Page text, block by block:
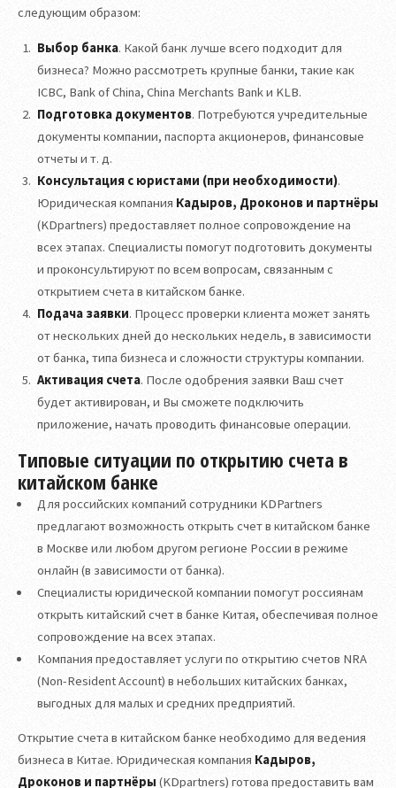
следующим образом:
Выбор банка. Какой банк лучше всего подходит для
бизнеса? Можно рассмотреть крупные банки, такие как
ICBC, Bank of China, China Merchants Bank и KLB.
Подготовка документов. Потребуются учредительные
документы компании, паспорта акционеров, финансовые
отчеты и т. д.
Консультация с юристами (при необходимости).
Юридическая компания Кадыров, Дроконов и партнёры
(KDpartners) предоставляет полное сопровождение на
всех этапах. Специалисты помогут подготовить документы
и проконсультируют по всем вопросам, связанным с
открытием счета в китайском банке.
Подача заявки. Процесс проверки клиента может занять
от нескольких дней до нескольких недель, в зависимости
от банка, типа бизнеса и сложности структуры компании.
Активация счета. После одобрения заявки Ваш счет
будет активирован, и Вы сможете подключить
приложение, начать проводить финансовые операции.
Типовые ситуации по открытию счета в
китайском банке
Для российских компаний сотрудники KDPartners
предлагают возможность открыть счет в китайском банке
в Москве или любом другом регионе России в режиме
онлайн (в зависимости от банка).
Специалисты юридической компании помогут россиянам
открыть китайский счет в банке Китая, обеспечивая полное
сопровождение на всех этапах.
Компания предоставляет услуги по открытию счетов NRA
(Non-Resident Account) в небольших китайских банках,
выгодных для малых и средних предприятий.
Открытие счета в китайском банке необходимо для ведения
бизнеса в Китае. Юридическая компания Кадыров,
Дроконов и партнёры (KDpartners) готова предоставить вам